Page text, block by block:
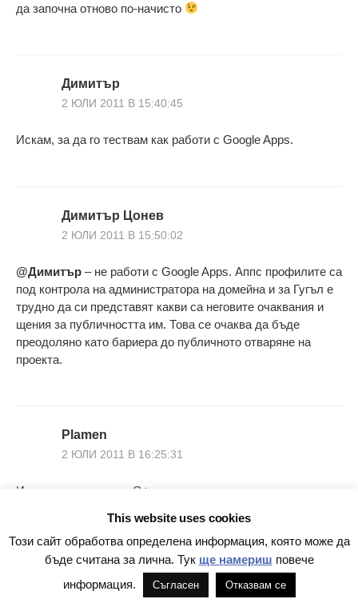
да започна отново по-начисто
Димитър
2 ЮЛИ 2011 В 15:40:45
Искам, за да го тествам как работи с Google Apps.
Димитър Цонев
2 ЮЛИ 2011 В 15:50:02
@Димитър – не работи с Google Apps. Аппс профилите са
под контрола на администратора на домейна и за Гугъл е
трудно да си представят какви са неговите очаквания и
щения за публичността им. Това се очаква да бъде
преодоляно като бариера до публичното отваряне на
проекта.
Plamen
2 ЮЛИ 2011 В 16:25:31
Искам да го тествам G+
Боян Юруков
2 ЮЛИ 2011 В 16:43:58
This website uses cookies
Този сайт обработва определена информация, която може да
бъде считана за лична. Тук ще намериш повече
информация.
Съгласен Отказвам се